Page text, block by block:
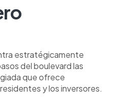
estratégicamente
del boulevard las
que ofrece
y los inversores.